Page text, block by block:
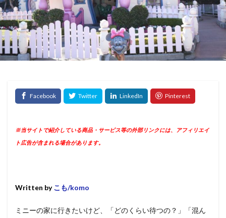
※当サイトで紹介している商品・サービス等の外部リンクには、アフィリエイ
ト広告が含まれる場合があります。
Written by こも/komo
ミニーの家に行きたいけど、「どのくらい待つの？」「混ん